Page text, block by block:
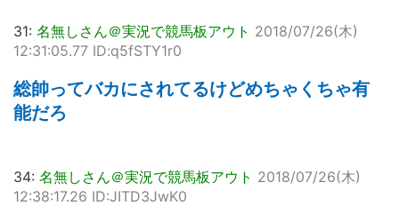
31: 名無しさん＠実況で競馬板アウト 2018/07/26(木)
12:31:05.77 ID:q5fSTY1r0
総帥ってバカにされてるけどめちゃくちゃ有
能だろ
34: 名無しさん＠実況で競馬板アウト 2018/07/26(木)
12:38:17.26 ID:JITD3JwK0